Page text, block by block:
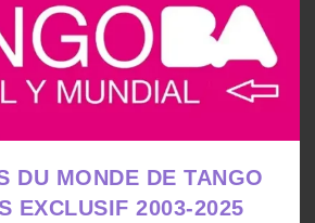
DU MONDE DE TANGO
EXCLUSIF 2003-2025